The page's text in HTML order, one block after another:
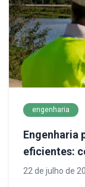
engenharia
Engenharia
eficientes:
define o
22 de julho de